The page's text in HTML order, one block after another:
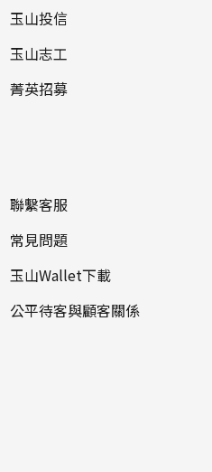
玉山投信
玉山志工
菁英招募
聯繫客服
常見問題
玉山Wallet下載
公平待客與顧客關係